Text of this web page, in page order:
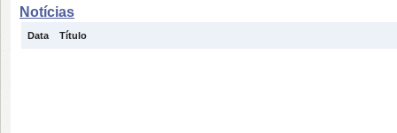
Notícias
Data Título